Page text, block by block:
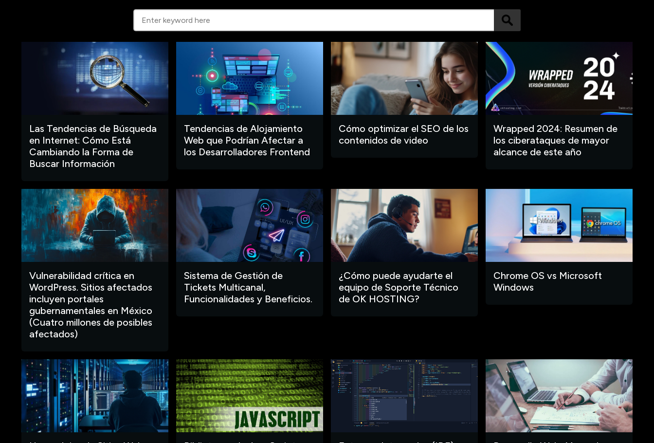
Las Tendencias de Búsqueda
en Internet: Cómo Está
Cambiando la Forma de
Buscar Información
Tendencias de Alojamiento
Web que Podrían Afectar a
los Desarrolladores Frontend
Cómo optimizar el SEO de los
contenidos de video
Wrapped 2024: Resumen de
los ciberataques de mayor
alcance de este año
Vulnerabilidad crítica en
WordPress. Sitios afectados
incluyen portales
gubernamentales en México
(Cuatro millones de posibles
afectados)
Sistema de Gestión de
Tickets Multicanal,
Funcionalidades y Beneficios.
¿Cómo puede ayudarte el
equipo de Soporte Técnico
de OK HOSTING?
Chrome OS vs Microsoft
Windows